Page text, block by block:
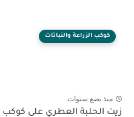
كوكب الزراعة والنباتات
منذ بضع سنوات
زيت الحلبة العطري على كوكب